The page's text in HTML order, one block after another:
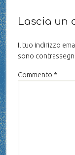
Lascia un
Il tuo indirizzo
sono
Commento *